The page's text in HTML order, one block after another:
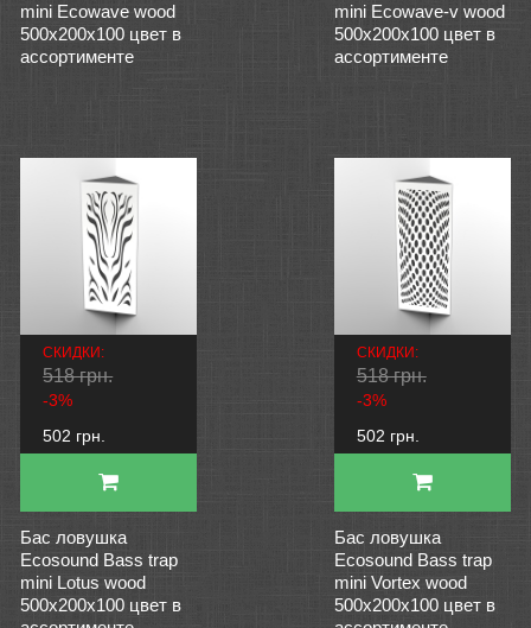
mini Ecowave wood
500x200x100 цвет в
ассортименте
mini Ecowave-v wood
500x200x100 цвет в
ассортименте
СКИДКИ:
518 грн.
-3%
502 грн.
Бас ловушка
Ecosound Bass trap
mini Lotus wood
500x200x100 цвет в
СКИДКИ:
518 грн.
-3%
502 грн.
Бас ловушка
Ecosound Bass trap
mini Vortex wood
500x200x100 цвет в